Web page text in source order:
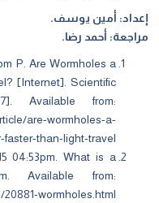
إعداد: أمين يوسف.
مراجعة: أحمد رضا.
P. Are Wormholes a
[Internet]. Scientific
Available from:
are-wormholes-a-
than-light-travel/
04:53pm. What is a
Available from:
wormholes.html